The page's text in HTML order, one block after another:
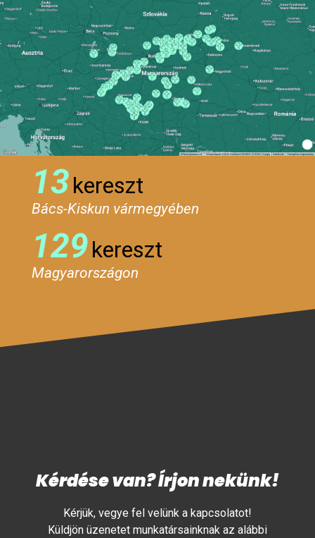
13kereszt
Bács-Kiskun vármegyében
129kereszt
Magyarországon
Kérdése van? Írjon nekünk!
Kérjük, vegye fel velünk a kapcsolatot!
Küldjön üzenetet munkatársainknak az alábbi